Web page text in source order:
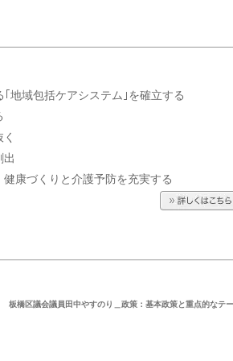
地域包括ケアシステム｣を確立する
出
康づくりと介護予防を充実する
板橋区議会議員田中やすのり＿政策：基本政策と重点的なテ